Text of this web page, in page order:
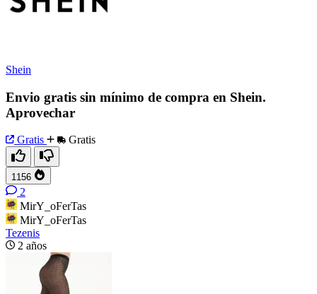
Shein
Envio gratis sin mínimo de compra en Shein.
Aprovechar
Gratis Gratis
1156
2
MirY_oFerTas
MirY_oFerTas
Tezenis
2 años